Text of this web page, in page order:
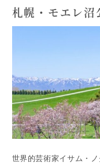
札幌・モエレ沼
世界的芸術家イサム・